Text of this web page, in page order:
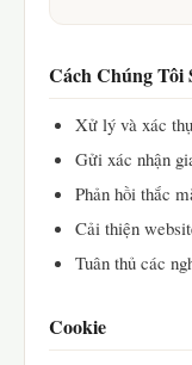
Cách Chúng
Xử lý và xác
Gửi xác nhận
Phản hồi thắc
Cải thiện
Tuân thủ các
Cookie